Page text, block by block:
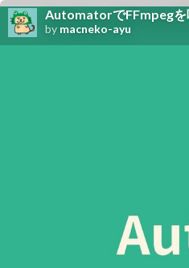
AutomatorでFFmpegを
by macneko-ayu